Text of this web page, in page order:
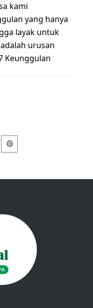
kami
yang hanya
layak untuk
urusan
Keunggulan